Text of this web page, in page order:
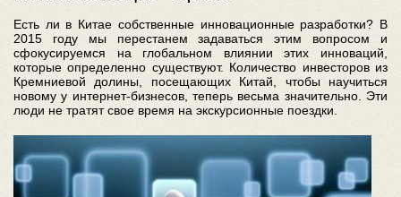
Есть ли в Китае собственные инновационные разработки? В
2015 году мы перестанем задаваться этим вопросом и
сфокусируемся на глобальном влиянии этих инноваций,
которые определенно существуют. Количество инвесторов из
Кремниевой долины, посещающих Китай, чтобы научиться
новому у интернет-бизнесов, теперь весьма значительно. Эти
люди не тратят свое время на экскурсионные поездки.